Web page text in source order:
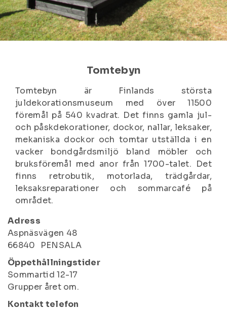
Tomtebyn
Tomtebyn är Finlands största
juldekorationsmuseum med över 11500
föremål på 540 kvadrat. Det finns gamla jul-
och påskdekorationer, dockor, nallar, leksaker,
mekaniska dockor och tomtar utställda i en
vacker bondgårdsmiljö bland möbler och
bruksföremål med anor från 1700-talet. Det
finns retrobutik, motorlada, trädgårdar,
leksaksreparationer och sommarcafé på
området.
Adress
Aspnäsvägen 48
66840
PENSALA
Öppethållningstider
Sommartid 12-17
Grupper året om.
Kontakt telefon